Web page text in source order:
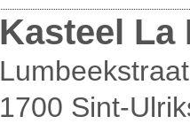
Kasteel La
1700 Sint-